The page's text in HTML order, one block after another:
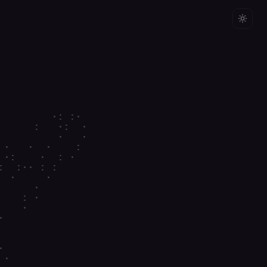
·
·
:·
··
::
·   ·
:
:::·
·
::   ·
·
·       : ·
:·  : :·
:    ::     :
·  :  :     ·
· :    :
··:   ·   :
·    :     ·
:     :·
·         :
:  ::   :
::  ·
:       : :·
·        :·